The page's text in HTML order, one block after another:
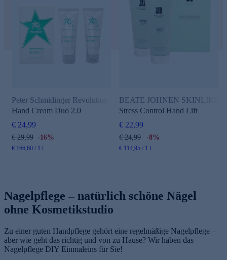
Peter Schmidinger Revolution Cellular Retinol+
Hand Cream Duo 2.0
€ 24,99
€ 29,99 -16%
€ 166,60 / 1 l
BEATE JOHNEN SKINLIKE
Stress Control Hand Lift
€ 22,99
€ 24,99 -8%
€ 114,95 / 1 l
Nagelpflege – natürlich schöne Nägel
ohne Kosmetikstudio
Zu einer guten Handpflege gehört eine regelmäßige Nagelpflege –
aber wie geht das richtig und von zu Hause? Wir haben das
Nagelpflege DIY Einmaleins für Sie!